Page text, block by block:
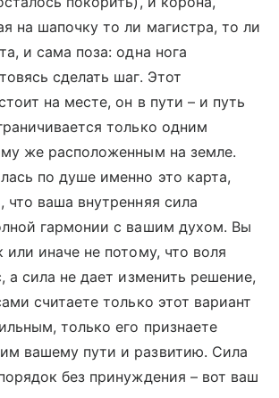
на шапочку то ли магистра, то ли
и сама поза: одна нога
сделать шаг. Этот
на месте, он в пути – и путь
только одним
же расположенным на земле.
по душе именно это карта,
что ваша внутренняя сила
гармонии с вашим духом. Вы
или иначе не потому, что воля
а сила не дает изменить решение,
считаете только этот вариант
только его признаете
вашему пути и развитию. Сила
без принуждения – вот ваш